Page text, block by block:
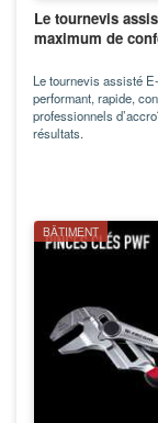
Le tournevis
maximum de
Le tournevis assisté
performant, rapide,
professionnels
résultats.
BÂTIMENT